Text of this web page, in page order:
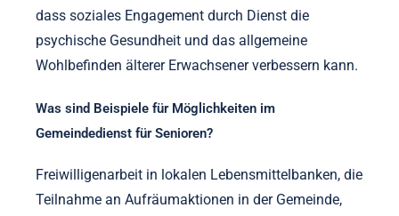
dass soziales Engagement durch Dienst die
psychische Gesundheit und das allgemeine
Wohlbefinden älterer Erwachsener verbessern kann.
Was sind Beispiele für Möglichkeiten im
Gemeindedienst für Senioren?
Freiwilligenarbeit in lokalen Lebensmittelbanken, die
Teilnahme an Aufräumaktionen in der Gemeinde,